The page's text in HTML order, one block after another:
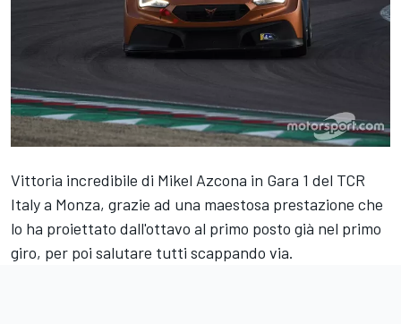
Vittoria incredibile di Mikel Azcona in Gara 1 del TCR
Italy a Monza, grazie ad una maestosa prestazione che
lo ha proiettato dall'ottavo al primo posto già nel primo
giro, per poi salutare tutti scappando via.